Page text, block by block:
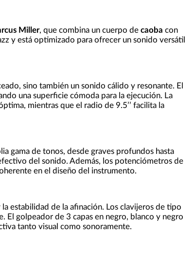
Miller, que combina un cuerpo de caoba con
y está optimizado para ofrecer un sonido versátil
sino también un sonido cálido y resonante. El
una superficie cómoda para la ejecución. La
mientras que el radio de 9.5’’ facilita la
gama de tonos, desde graves profundos hasta
del sonido. Además, los potenciómetros de
en el diseño del instrumento.
estabilidad de la afinación. Los clavijeros de tipo
El golpeador de 3 capas en negro, blanco y negro
tanto visual como sonoramente.